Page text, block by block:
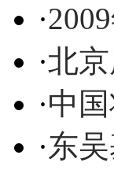
·
·北
·中
·东